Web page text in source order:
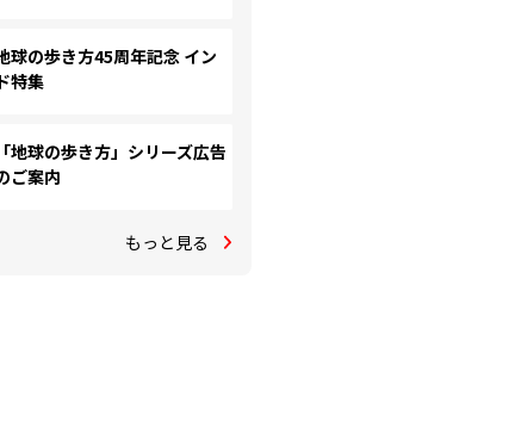
球の歩き方45周年記念 イン
特集
「地球の歩き方」シリーズ広告
ご案内
もっと見る